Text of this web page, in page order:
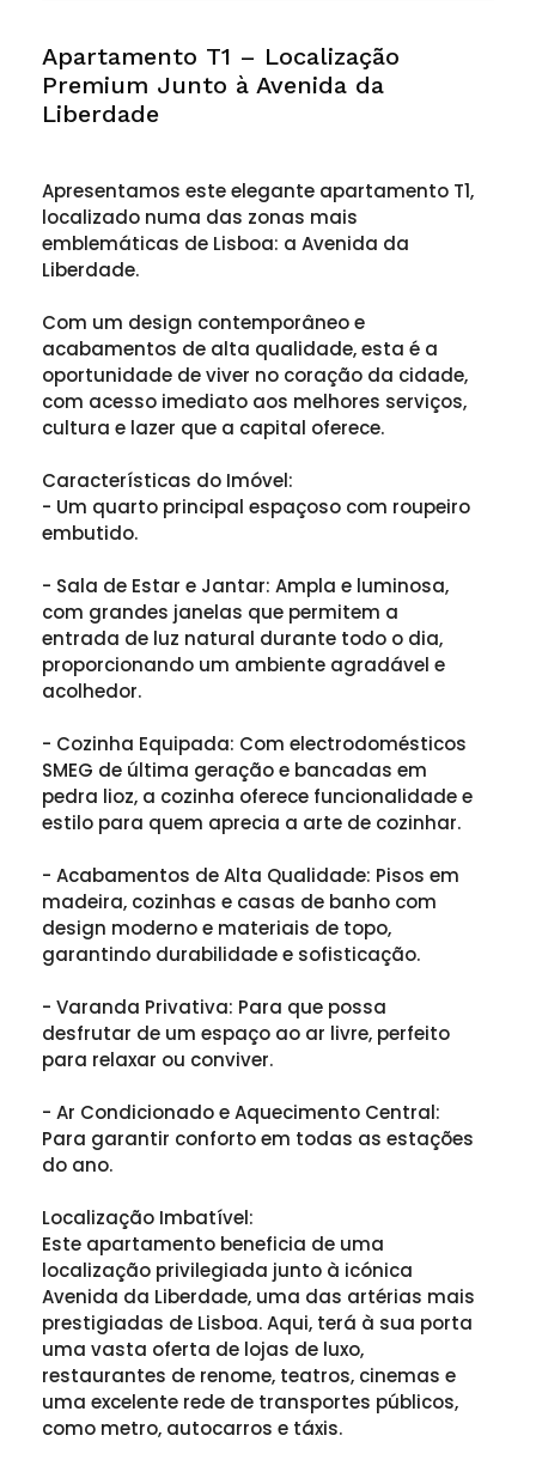
Apartamento T1 – Localização
Premium Junto à Avenida da
Liberdade
Apresentamos este elegante apartamento T1,
localizado numa das zonas mais
emblemáticas de Lisboa: a Avenida da
Liberdade.
Com um design contemporâneo e
acabamentos de alta qualidade, esta é a
oportunidade de viver no coração da cidade,
com acesso imediato aos melhores serviços,
cultura e lazer que a capital oferece.
Características do Imóvel:
- Um quarto principal espaçoso com roupeiro
embutido.
- Sala de Estar e Jantar: Ampla e luminosa,
com grandes janelas que permitem a
entrada de luz natural durante todo o dia,
proporcionando um ambiente agradável e
acolhedor.
- Cozinha Equipada: Com electrodomésticos
SMEG de última geração e bancadas em
pedra lioz, a cozinha oferece funcionalidade e
estilo para quem aprecia a arte de cozinhar.
- Acabamentos de Alta Qualidade: Pisos em
madeira, cozinhas e casas de banho com
design moderno e materiais de topo,
garantindo durabilidade e sofisticação.
- Varanda Privativa: Para que possa
desfrutar de um espaço ao ar livre, perfeito
para relaxar ou conviver.
- Ar Condicionado e Aquecimento Central:
Para garantir conforto em todas as estações
do ano.
Localização Imbatível:
Este apartamento beneficia de uma
localização privilegiada junto à icónica
Avenida da Liberdade, uma das artérias mais
prestigiadas de Lisboa. Aqui, terá à sua porta
uma vasta oferta de lojas de luxo,
restaurantes de renome, teatros, cinemas e
uma excelente rede de transportes públicos,
como metro, autocarros e táxis.